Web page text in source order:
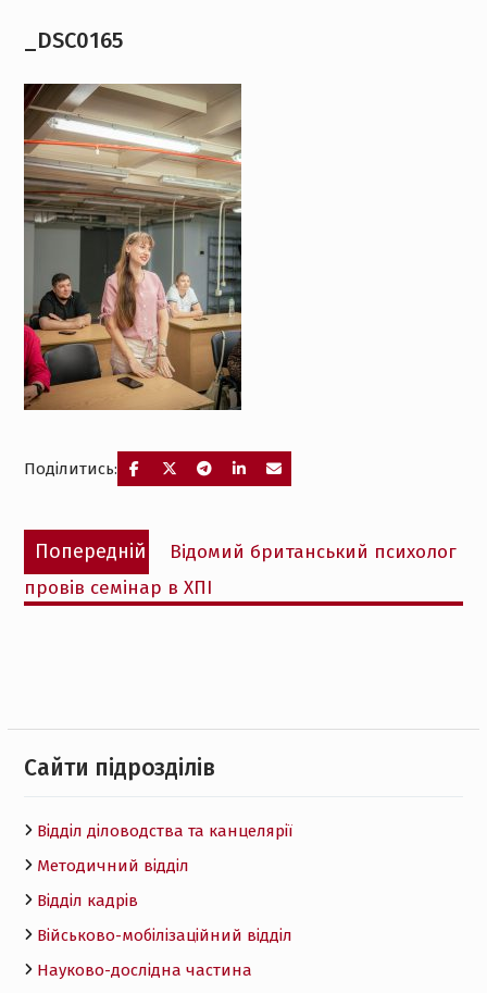
_DSC0165
Поділитись:
Навігація
записів
Попередній
Попередній
запис:
Відомий британський психолог
провів семінар в ХПІ
Cайти підрозділів
Відділ діловодства та канцелярії
Методичний відділ
Відділ кадрів
Військово-мобілізаційний відділ
Науково-дослідна частина